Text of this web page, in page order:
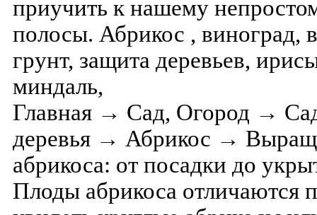
приучить к нашему
полосы. Абрикос , виноград,
грунт, защита деревьев,
миндаль,
Главная → Сад, Огород →
деревья → Абрикос →
абрикоса: от посадки до
Плоды абрикоса отличаются